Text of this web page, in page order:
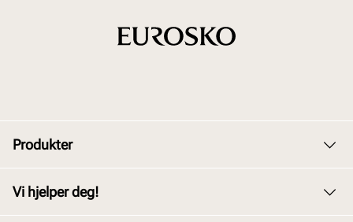
Produkter
Vi hjelper deg!